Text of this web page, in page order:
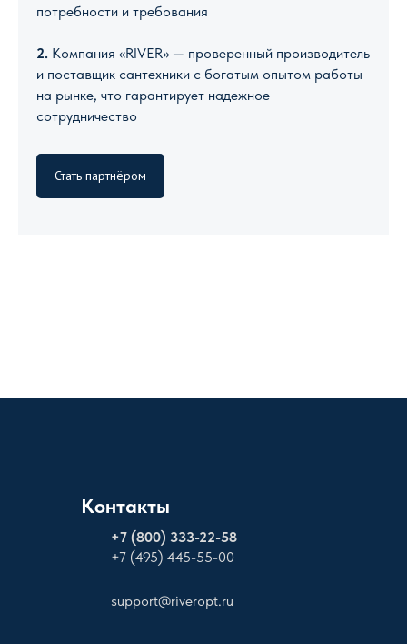
потребности и требования
2. Компания «RIVER» — проверенный производитель
и поставщик сантехники с богатым опытом работы
на рынке, что гарантирует надежное
сотрудничество
Стать партнёром
Контакты
+7 (800) 333-22-58
+7 (495) 445-55-00
support@riveropt.ru